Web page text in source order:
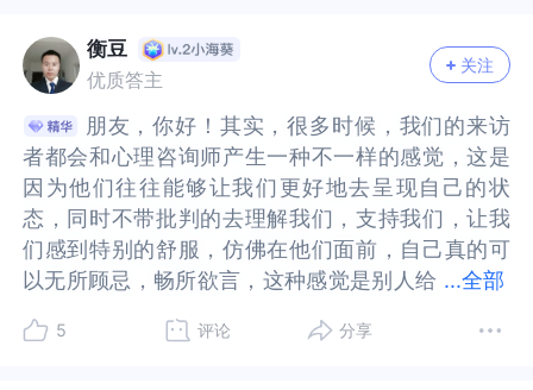
总之就是我之前晕船某个女生,对她的想法通通都转
移到现在的心理师上......
现在很烦恼,最近和她心理咨商完都没有比较放松,反
而很多得失心
或者很烦恼她会怎么想我
请问我该怎么办....该继续和她咨商吗? 如果要坦白,
我真的能讲出来吗...
总之就是我之前晕船某个女生,对她的想法通通都转
移到现在的心理师上......
现在很烦恼,最近和她心理咨商完都没有比较放松,反
而很多得失心
或者很烦恼她会怎么想我
请问我该怎么办....该继续和她咨商吗? 如果要坦白,
我真的能讲出来吗...
这个部分确实也需要咨询师有一定的承接能力，不
过这是咨询师需要考虑的议题，而作为来访者，如
果在咨访关系中还要维护一个“好”来访的形象，那
需要了解：是什么让自己不能卸下面具？是什么让
自己不能信任咨询师？……无论什么，只有拿出来讨
论才有机会获得转化，心理咨询师不是猜心的神
仙，彼此信任，坦诚交流，专业分析，共同成长，
这条路并不是坦途，深入分析是痛苦的，有勇气走
下去，不容易！
分确实也需要咨询师有一定的承接能力，不过这是
咨询师需要考虑的议题，而作为来访者，如果在咨
访关系中还要维护一个“好”来访的形象，那需要了
解：是什么让自己不能卸下面具？是什么让自己不
能信任咨询师？……无论什么，只有拿出来讨论才有
机会获得转化，心理咨询师不是猜心的神仙，彼此
信任，坦诚交流，专业分析，共同成长，这条路并
不是坦途，深入分析是痛苦的，有勇气走下去，不
容易！
衡豆
优质答主
关注
...全部
朋友，你好！其实，很多时候，我们的来访
者都会和心理咨询师产生一种不一样的感觉，这是
因为他们往往能够让我们更好地去呈现自己的状
态，同时不带批判的去理解我们，支持我们，让我
们感到特别的舒服，仿佛在他们面前，自己真的可
以无所顾忌，畅所欲言，这种感觉是别人给
的，对心理咨询师的“移情”。移情现象，在咨询时
者都会和心理咨询师产生一种不一样的感觉，这是
因为他们往往能够让我们更好地去呈现自己的状
态，同时不带批判的去理解我们，支持我们，让我
们感到特别的舒服，仿佛在他们面前，自己真的可
以无所顾忌，畅所欲言，这种感觉是别人给不了
心理咨询师的“移情”。移情现象，在咨询时很容易
5 评论 分享